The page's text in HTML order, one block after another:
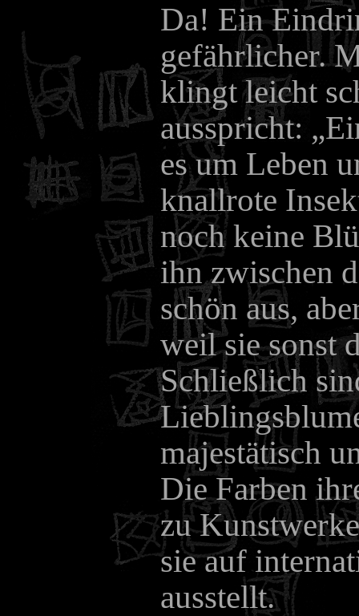
Da! Ein
gefährlicher.
klingt leicht
ausspricht:
es um Leben
knallrote
noch keine
ihn zwischen
schön aus,
weil sie sonst
Schließlich
majestätisch
Die Farben
zu
sie auf
ausstellt.